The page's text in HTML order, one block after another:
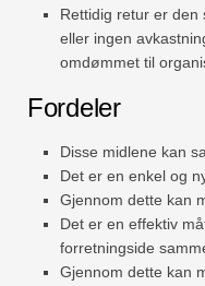
Rettidig retur er
eller ingen
omdømmet til
Fordeler
Disse midlene kan
Det er en enkel og
Gjennom dette kan
Det er en effektiv
forretningside
Gjennom dette kan